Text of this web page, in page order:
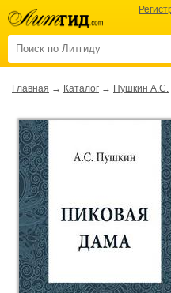
Главная → Каталог → Пушкин А.С.